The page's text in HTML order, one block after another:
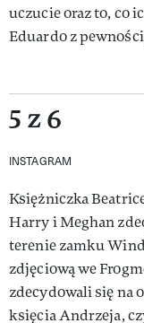
uczucie oraz to, co
Eduardo z
5 z 6
INSTAGRAM
Księżniczka
Harry i Meghan
terenie zamku
zdjęciową we
zdecydowali się na
księcia Andrzeja,